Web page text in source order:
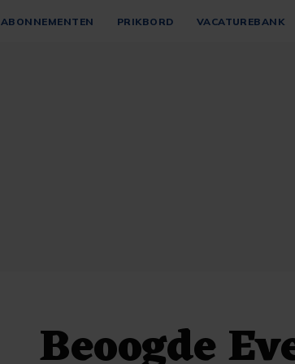
ABONNEMENTEN PRIKBORD VACATUREBANK